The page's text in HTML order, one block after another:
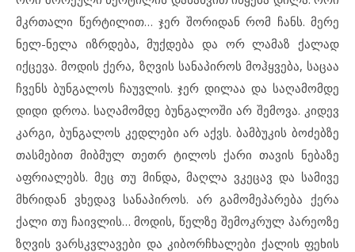
მკრთალი წერტილით… ჯერ შორიდან რომ ჩანს. მერე
ნელ-ნელა იზრდება, მუქდება და ორ ლამაზ ქალად
იქცევა. მოდის ქერა, ზღვის სანაპიროს მოჰყვება, საცაა
ჩვენს ბუნგალოს ჩაუვლის. ჯერ დილაა და საღამომდე
დიდი დროა. საღამომდე ბუნგალოში არ შემოვა. კიდევ
კარგი, ბუნგალოს კედლები არ აქვს. ბამბუკის ბოძებზე
თასმებით მიბმულ თეთრ ტილოს ქარი თავის ნებაზე
აფრიალებს. მეც თუ მინდა, მაღლა ვკეცავ და სამივე
მხრიდან ვხედავ სანაპიროს. არ გამომეპარება ქერა
ქალი თუ ჩაივლის… მოდის, წელზე შემოკრულ პარეოზე
ზღვის ვარსკვლავები და კიბორჩხალები ქალის ფეხის